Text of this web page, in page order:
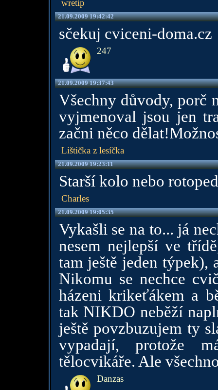
wretip
21.09.2009 19:42:42
sčekuj cviceni-doma.cz
247
21.09.2009 19:37:43
Všechny důvody, porč
vyjmenoval jsou jen
začni něco
Lištička z lesíčka
21.09.2009 19:23:11
Starší kolo nebo
Charles
21.09.2009 19:05:35
Vykašli se na to... já
nesem nejlepší ve
tam ještě jeden týpek),
Nikomu se nechce
házeni krikeťákem a
tak NIKDO neběží
ještě povzbuzujem ty
vypadají, protože
tělocvikáře. Ale
Danzas